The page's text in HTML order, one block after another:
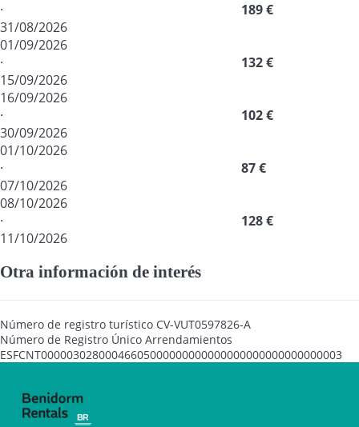
·
31/08/2026
189 €
01/09/2026
·
15/09/2026
132 €
16/09/2026
·
30/09/2026
102 €
01/10/2026
·
07/10/2026
87 €
08/10/2026
·
11/10/2026
128 €
Otra información de interés
Número de registro turístico CV-VUT0597826-A
Número de Registro Único Arrendamientos
ESFCNT00000302800046605000000000000000000000000000003